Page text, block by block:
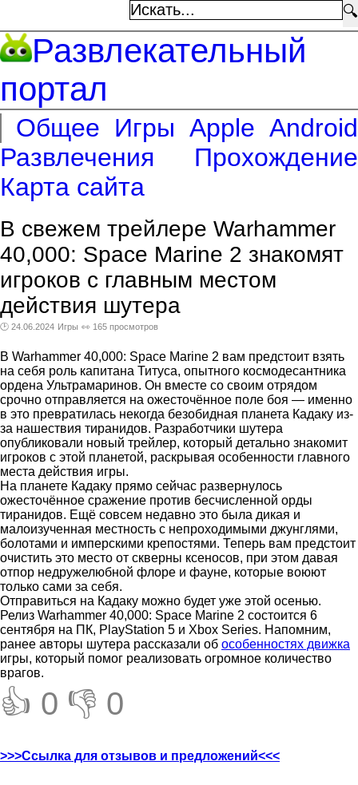
🔍
Развлекательный
портал
Общее Игры Apple Android
Развлечения
Прохождение
Карта сайта
В свежем трейлере Warhammer
40,000: Space Marine 2 знакомят
игроков с главным местом
действия шутера
🕑 24.06.2024 Игры 👀 165 просмотров
В Warhammer 40,000: Space Marine 2 вам предстоит взять
на себя роль капитана Титуса, опытного космодесантника
ордена Ультрамаринов. Он вместе со своим отрядом
срочно отправляется на ожесточённое поле боя — именно
в это превратилась некогда безобидная планета Кадаку из-
за нашествия тиранидов. Разработчики шутера
опубликовали новый трейлер, который детально знакомит
игроков с этой планетой, раскрывая особенности главного
места действия игры.
На планете Кадаку прямо сейчас развернулось
ожесточённое сражение против бесчисленной орды
тиранидов. Ещё совсем недавно это была дикая и
малоизученная местность с непроходимыми джунглями,
болотами и имперскими крепостями. Теперь вам предстоит
очистить это место от скверны ксеносов, при этом давая
отпор недружелюбной флоре и фауне, которые воюют
только сами за себя.
Отправиться на Кадаку можно будет уже этой осенью.
Релиз Warhammer 40,000: Space Marine 2 состоится 6
сентября на ПК, PlayStation 5 и Xbox Series. Напомним,
ранее авторы шутера рассказали об особенностях движка
игры, который помог реализовать огромное количество
врагов.
👍 0 👎 0
>>>Ссылка для отзывов и предложений<<<